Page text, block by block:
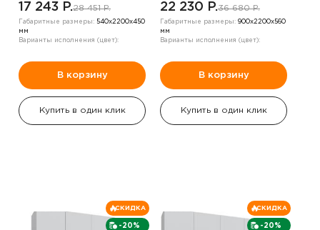
17 243 P.28 451 P.
Габаритные размеры: 540х2200х450
мм
Варианты исполнения (цвет):
В корзину
Купить в один клик
22 230 P.36 680 P.
Габаритные размеры: 900х2200х560
мм
Варианты исполнения (цвет):
В корзину
Купить в один клик
-20%
СКИДКА
-20%
СКИДКА